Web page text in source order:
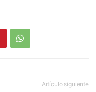
Artículo siguiente